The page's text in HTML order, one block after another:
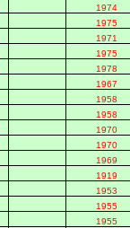
1974
1975
1971
1975
1978
1967
1958
1958
1970
1970
1969
1919
1953
1955
1955